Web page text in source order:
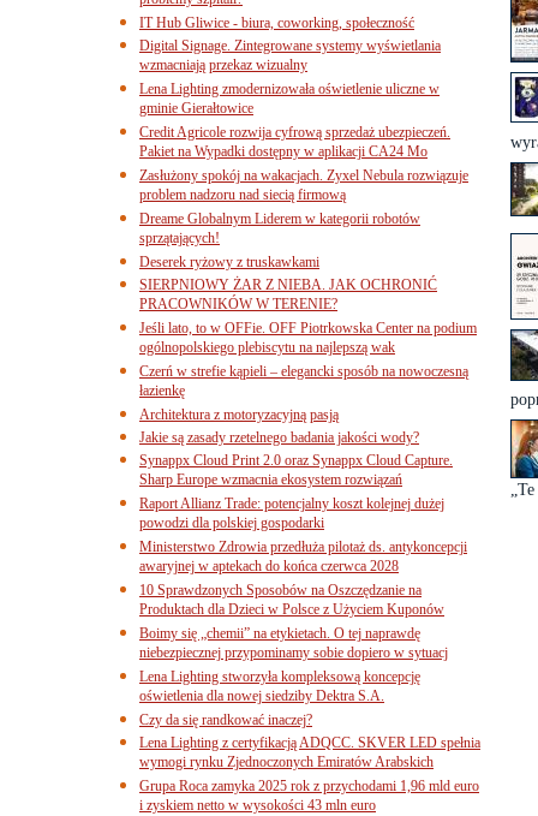
IT Hub Gliwice - biura, coworking, społeczność
Digital Signage. Zintegrowane systemy wyświetlania
wzmacniają przekaz wizualny
Lena Lighting zmodernizowała oświetlenie uliczne w
gminie Gierałtowice
Credit Agricole rozwija cyfrową sprzedaż ubezpieczeń.
Pakiet na Wypadki dostępny w aplikacji CA24 Mo
Zasłużony spokój na wakacjach. Zyxel Nebula rozwiązuje
problem nadzoru nad siecią firmową
Dreame Globalnym Liderem w kategorii robotów
sprzątających!
Deserek ryżowy z truskawkami
SIERPNIOWY ŻAR Z NIEBA. JAK OCHRONIĆ
PRACOWNIKÓW W TERENIE?
Jeśli lato, to w OFFie. OFF Piotrkowska Center na podium
ogólnopolskiego plebiscytu na najlepszą wak
Czerń w strefie kąpieli – elegancki sposób na nowoczesną
łazienkę
Architektura z motoryzacyjną pasją
Jakie są zasady rzetelnego badania jakości wody?
Synappx Cloud Print 2.0 oraz Synappx Cloud Capture.
Sharp Europe wzmacnia ekosystem rozwiązań
Raport Allianz Trade: potencjalny koszt kolejnej dużej
powodzi dla polskiej gospodarki
Ministerstwo Zdrowia przedłuża pilotaż ds. antykoncepcji
awaryjnej w aptekach do końca czerwca 2028
10 Sprawdzonych Sposobów na Oszczędzanie na
Produktach dla Dzieci w Polsce z Użyciem Kuponów
Boimy się „chemii” na etykietach. O tej naprawdę
niebezpiecznej przypominamy sobie dopiero w sytuacj
Lena Lighting stworzyła kompleksową koncepcję
oświetlenia dla nowej siedziby Dektra S.A.
Czy da się randkować inaczej?
Lena Lighting z certyfikacją ADQCC. SKVER LED spełnia
wymogi rynku Zjednoczonych Emiratów Arabskich
Grupa Roca zamyka 2025 rok z przychodami 1,96 mld euro
i zyskiem netto w wysokości 43 mln euro